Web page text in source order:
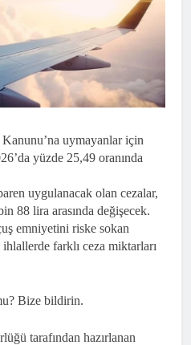
uymayanlar için
yüzde 25,49 oranında
uygulanacak olan cezalar,
88 lira arasında değişecek.
emniyetini riske sokan
farklı ceza miktarları
Bize bildirin.
tarafından hazırlanan